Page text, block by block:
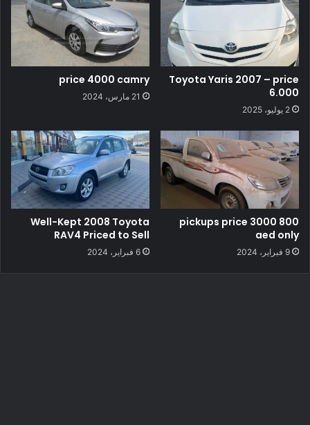
Toyota Yaris 2007 – price
6.000
2 يوليو، 2025
price 4000 camry
21 مارس، 2024
800 pickups price 3000
aed only
9 فبراير، 2024
Well-Kept 2008 Toyota
RAV4 Priced to Sell
6 فبراير، 2024